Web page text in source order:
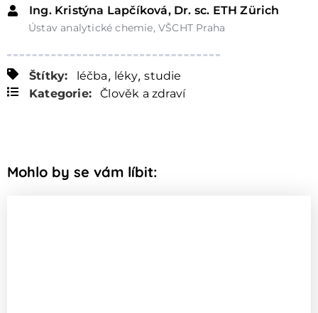
Ing. Kristýna Lapčíková, Dr. sc. ETH Zürich
Ústav analytické chemie, VŠCHT Praha
Štítky: léčba, léky, studie
Kategorie:
Člověk a zdraví
Mohlo by se vám líbit: